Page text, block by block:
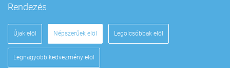
Rendezés
Újak elöl Népszerűek elöl Legolcsóbbak elöl
Legnagyobb kedvezmény elöl